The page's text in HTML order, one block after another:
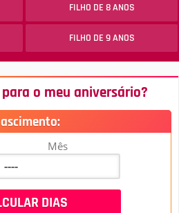
FILHO DE 8 ANOS
FILHO DE 9 ANOS
o meu aniversário?
Mês